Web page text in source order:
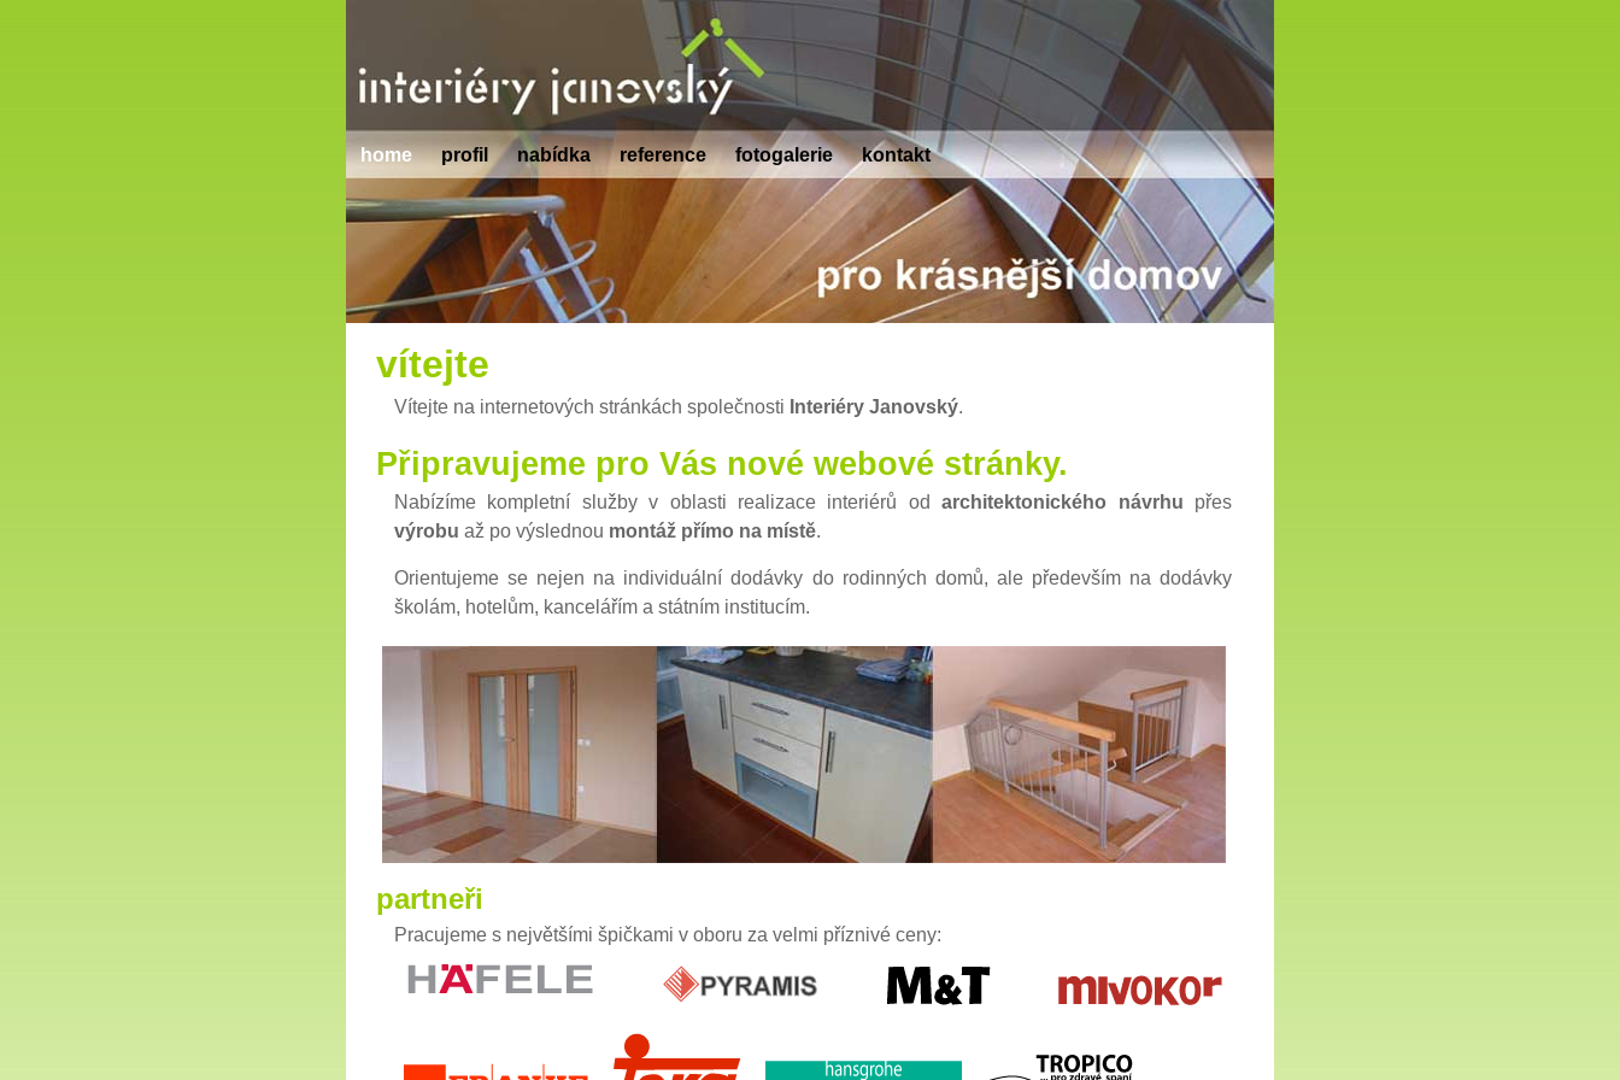
interiéry Janovský
pro krásnější domov
home profil nabídka reference fotogalerie kontakt
vítejte
Vítejte na internetových stránkách společnosti Interiéry Janovský.
Připravujeme pro Vás nové webové stránky.
Nabízíme kompletní služby v oblasti realizace interiérů odarchitektonického návrhu přes
výrobu až po výslednou montáž přímo na místě.
Orientujeme se nejen na individuální dodávky do rodinných domů, ale především na dodávky
školám, hotelům, kancelářím a státním institucím.
partneři
Pracujeme s největšími špičkami v oboru za velmi příznivé ceny: